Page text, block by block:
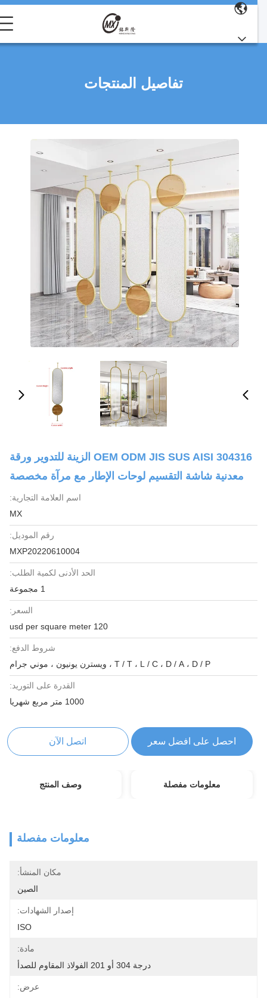
تفاصيل المنتجات
OEM ODM JIS SUS AISI 304316 الزينة للتدوير ورقة
معدنية شاشة التقسيم لوحات الإطار مع مرآة مخصصة
اسم العلامة التجارية:
MX
رقم الموديل:
MXP20220610004
الحد الأدنى لكمية الطلب:
السعر:
120 usd per square meter
شروط الدفع:
T / T ، L / C ، D / A ، D / P ، ويسترن يونيون ، موني جرام
القدرة على التوريد:
1000 متر مربع شهريا
احصل على افضل سعر اتصل الآن
معلومات مفصلة وصف المنتج
معلومات مفصلة
مكان المنشأ:
الصين
إصدار الشهادات:
ISO
مادة:
درجة 304 أو 201 الفولاذ المقاوم للصدأ
عرض: